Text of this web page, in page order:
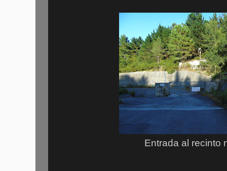
Entrada al recinto